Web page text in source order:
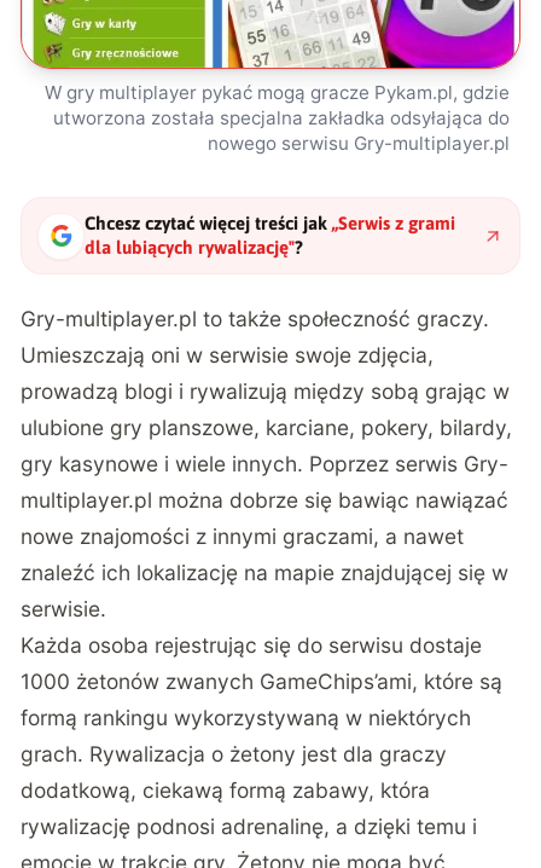
W gry multiplayer pykać mogą gracze Pykam.pl, gdzie
utworzona została specjalna zakładka odsyłająca do
nowego serwisu Gry-multiplayer.pl
Chcesz czytać więcej treści jak „Serwis z grami
dla lubiących rywalizację"?
Gry-multiplayer.pl to także społeczność graczy.
Umieszczają oni w serwisie swoje zdjęcia,
prowadzą blogi i rywalizują między sobą grając w
ulubione gry planszowe, karciane, pokery, bilardy,
gry kasynowe i wiele innych. Poprzez serwis Gry-
multiplayer.pl można dobrze się bawiąc nawiązać
nowe znajomości z innymi graczami, a nawet
znaleźć ich lokalizację na mapie znajdującej się w
serwisie.
Każda osoba rejestrując się do serwisu dostaje
1000 żetonów zwanych GameChips’ami, które są
formą rankingu wykorzystywaną w niektórych
grach. Rywalizacja o żetony jest dla graczy
dodatkową, ciekawą formą zabawy, która
rywalizację podnosi adrenalinę, a dzięki temu i
emocje w trakcie gry. Żetony nie mogą być